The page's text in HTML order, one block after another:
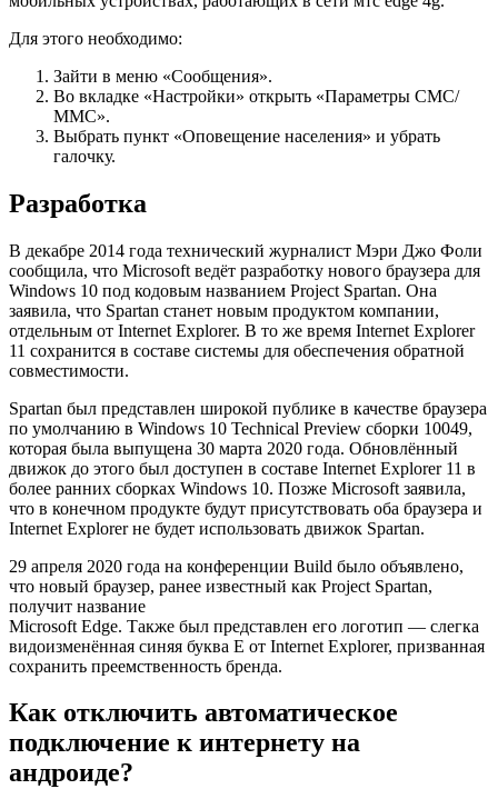
Для этого необходимо:
Зайти в меню «Сообщения».
Во вкладке «Настройки» открыть «Параметры СМС/
ММС».
Выбрать пункт «Оповещение населения» и убрать
галочку.
Разработка
В декабре 2014 года технический журналист Мэри Джо Фоли
сообщила, что Microsoft ведёт разработку нового браузера для
Windows 10 под кодовым названием Project Spartan. Она
заявила, что Spartan станет новым продуктом компании,
отдельным от Internet Explorer. В то же время Internet Explorer
11 сохранится в составе системы для обеспечения обратной
совместимости.
Spartan был представлен широкой публике в качестве браузера
по умолчанию в Windows 10 Technical Preview сборки 10049,
которая была выпущена 30 марта 2020 года. Обновлённый
движок до этого был доступен в составе Internet Explorer 11 в
более ранних сборках Windows 10. Позже Microsoft заявила,
что в конечном продукте будут присутствовать оба браузера и
Internet Explorer не будет использовать движок Spartan.
29 апреля 2020 года на конференции Build было объявлено,
что новый браузер, ранее известный как Project Spartan,
получит название
Microsoft Edge. Также был представлен его логотип — слегка
видоизменённая синяя буква E от Internet Explorer, призванная
сохранить преемственность бренда.
Как отключить автоматическое
подключение к интернету на
андроиде?